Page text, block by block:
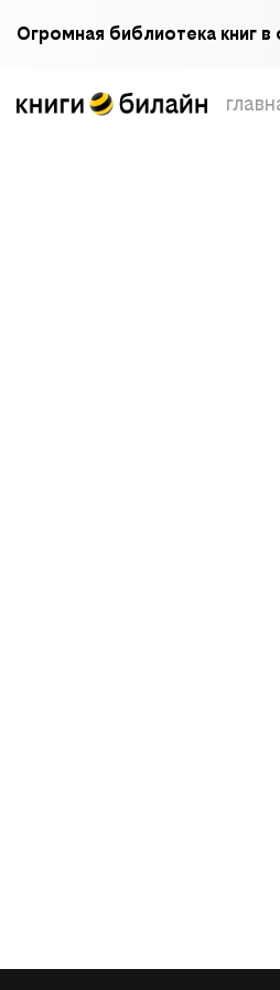
Огромная библиотека книг